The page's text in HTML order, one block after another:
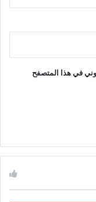
في هذا المتصفح